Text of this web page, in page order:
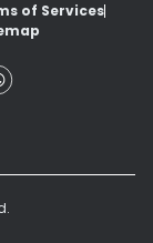
of Services